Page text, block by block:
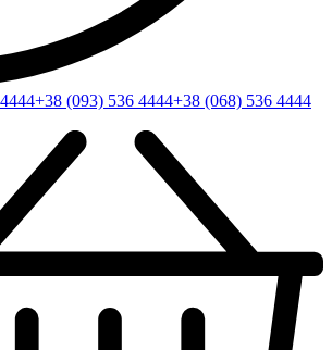
+38 (093) 536 4444+38 (068) 536 4444